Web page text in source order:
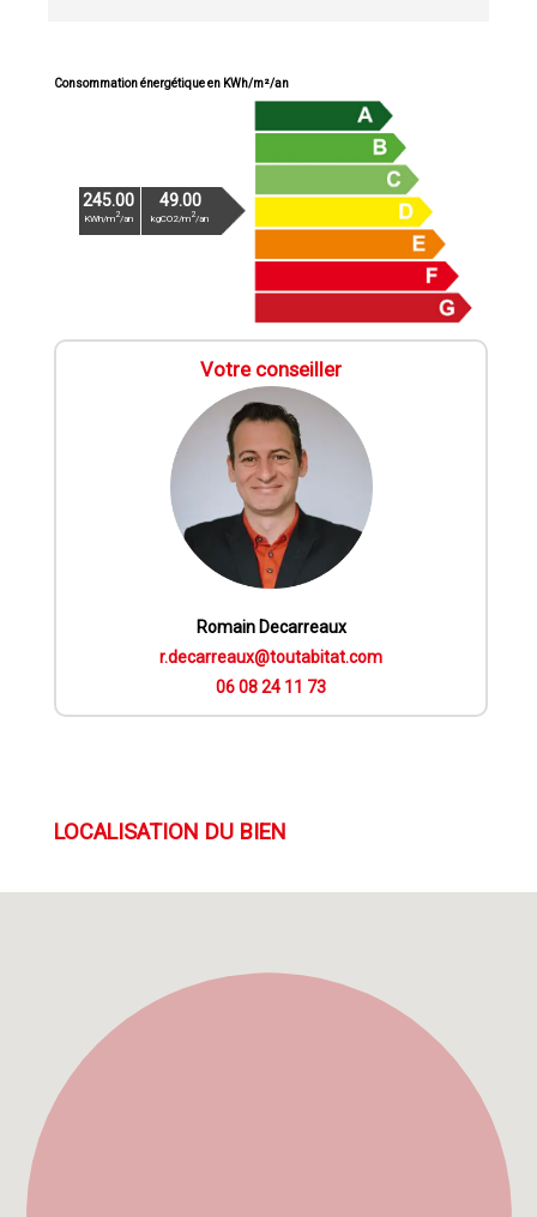
Consommation énergétique en KWh/m²/an
245.00
KWh/m2/an
49.00
kgCO2/m2/an
Votre conseiller
Romain Decarreaux
r.decarreaux@toutabitat.com
06 08 24 11 73
LOCALISATION DU BIEN